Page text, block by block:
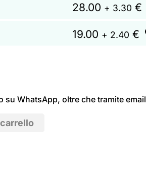
28.00 + 3.30 €
19.00 + 2.40 €
WhatsApp, oltre che tramite email